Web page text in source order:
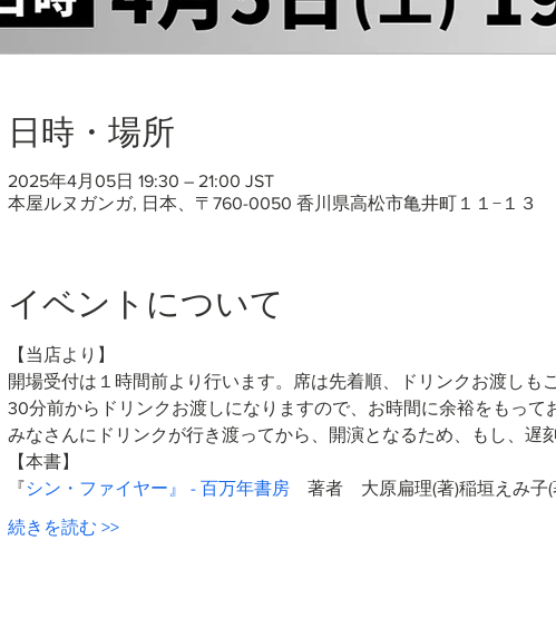
日時・場所
2025年4月05日 19:30 – 21:00 JST
本屋ルヌガンガ, 日本、〒760-0050 香川県高松市亀井町１１−１３
イベントについて
【当店より】
開場受付は１時間前より行います。席は先着順、ドリンクお渡しも
30分前からドリンクお渡しになりますので、お時間に余裕をもって
みなさんにドリンクが行き渡ってから、開演となるため、もし、遅
【本書】
『シン・ファイヤー』 - 百万年書房 著者　大原扁理(著)稲垣えみ子(
続きを読む >>